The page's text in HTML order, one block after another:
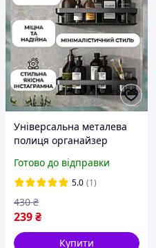
Універсальна металева
полиця органайзер
Готово до відправки
5.0 (1)
239₴
430 ₴
Купити